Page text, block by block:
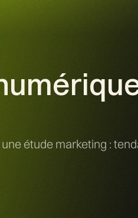
étude marketing :